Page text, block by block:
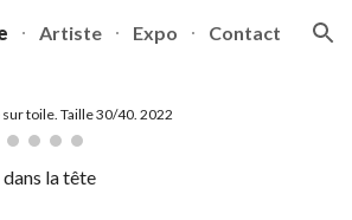
Artiste Expo Contact
toile. Taille 30/40. 2022
dans la tête